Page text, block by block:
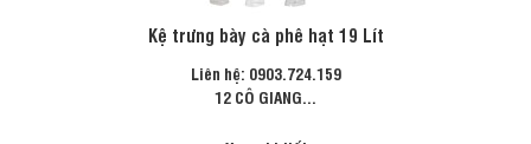
Kệ trưng bày cà phê hạt 19 Lít
Liên hệ: 0903.724.159
12 CÔ GIANG...